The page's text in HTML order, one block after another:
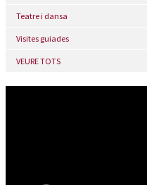
Teatre i dansa
Visites guiades
VEURE TOTS